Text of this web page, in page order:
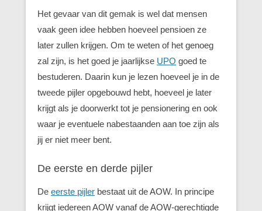
Het gevaar van dit gemak is wel dat mensen
vaak geen idee hebben hoeveel pensioen ze
later zullen krijgen. Om te weten of het genoeg
zal zijn, is het goed je jaarlijkse UPO goed te
bestuderen. Daarin kun je lezen hoeveel je in de
tweede pijler opgebouwd hebt, hoeveel je later
krijgt als je doorwerkt tot je pensionering en ook
waar je eventuele nabestaanden aan toe zijn als
jij er niet meer bent.
De eerste en derde pijler
De eerste pijler bestaat uit de AOW. In principe
krijgt iedereen AOW vanaf de AOW-gerechtigde